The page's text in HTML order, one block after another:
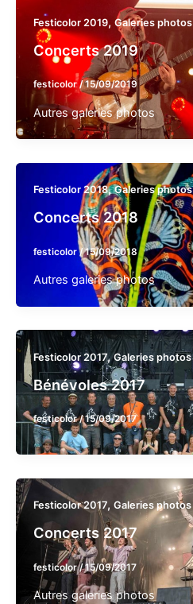
Festicolor 2019, Galeries photos
Concerts 2019
festicolor/15/09/2019
Autres galeries photos
Festicolor 2018,Galeries photos
Concerts 2018
festicolor/15/09/2018
Autres galeries photos
Festicolor 2017,Galeries photos
Bénévoles 2017
festicolor/15/09/2017
Festicolor 2017, Galeries photos
Concerts 2017
festicolor/15/09/2017
Autres galeries photos